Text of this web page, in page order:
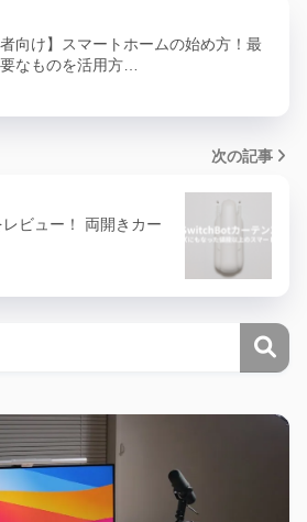
者向け】スマートホームの始め方！最
なものを活用方…
次の記事
ビュー！ 両開きカー